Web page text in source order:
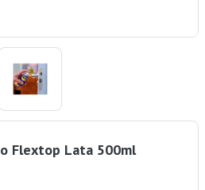
Flextop Lata 500ml